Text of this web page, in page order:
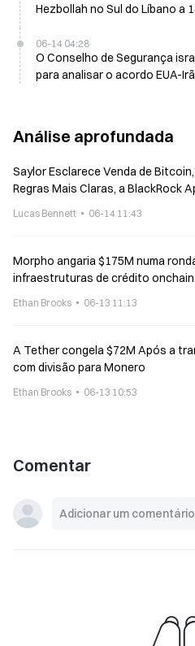
Hezbollah no Sul do Líbano a
06-14 04:28
O Conselho de Segurança
para analisar o acordo EUA-
Análise aprofundada
Saylor Esclarece Venda de
Regras Mais Claras, a BlackRock
Lucas Bennett 06-14 11:43
Morpho angaria $175M numa ronda de financiamento de
infraestruturas de crédito onchain
Ethan Brooks 06-13 11:13
A Tether congela $72M Após a
com divisão para Monero
Ethan Brooks 06-13 10:53
Comentar